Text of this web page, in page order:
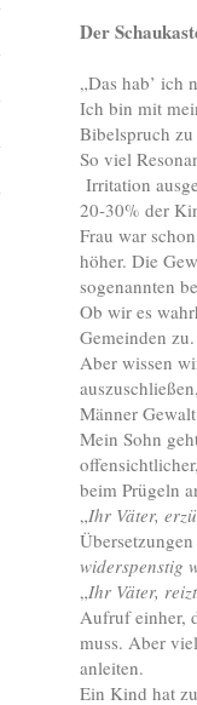
Der
„Das hab’ ich
Ich bin mit
Bibelspruch zu
So viel
Irritation
20-30% der
Frau war
höher. Die
sogenannten
Ob wir es
Gemeinden
Aber wissen
Männer
Mein Sohn
beim Prügeln
„Ihr Väter,
widerspenstig
„Ihr Väter,
Aufruf einher,
muss. Aber
anleiten.
Ein Kind hat